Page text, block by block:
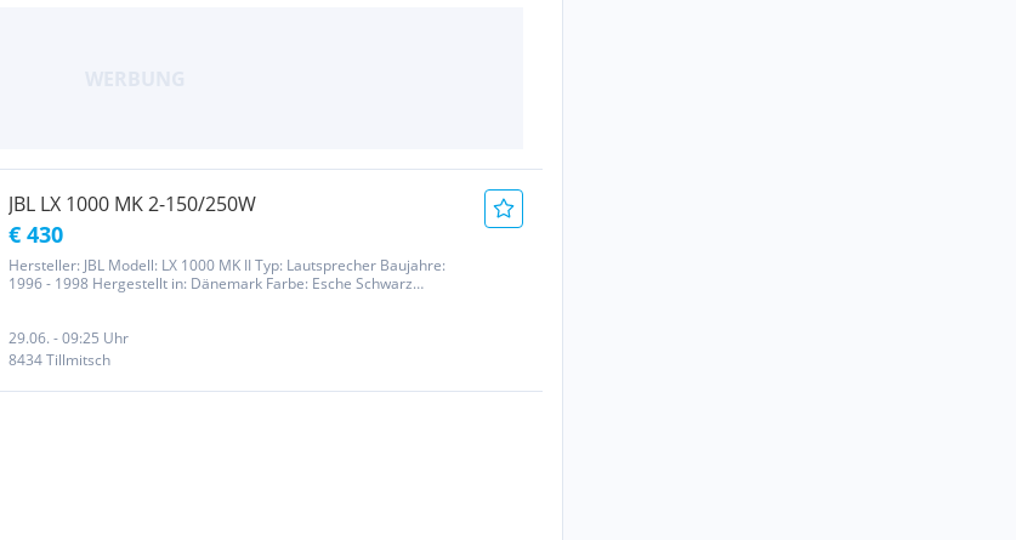
JBL LX 1000 MK 2-150/250W
€ 430
Hersteller: JBL Modell: LX 1000 MK II Typ: Lautsprecher Baujahre:
1996 - 1998 Hergestellt in: Dänemark Farbe: Esche Schwarz
Montage...
29.06. - 09:25 Uhr
8434 Tillmitsch